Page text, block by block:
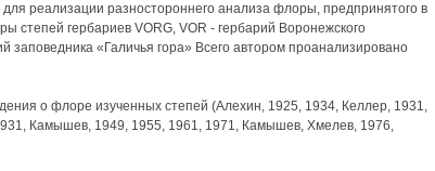
реализации разностороннего анализа флоры, предпринятого в
степей гербариев VORG, VOR - гербарий Воронежского
заповедника «Галичья гора» Всего автором проанализировано
о флоре изученных степей (Алехин, 1925, 1934, Келлер, 1931,
Камышев, 1949, 1955, 1961, 1971, Камышев, Хмелев, 1976,